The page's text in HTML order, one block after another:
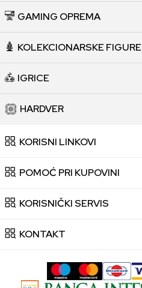
GAMING OPREMA
KOLEKCIONARSKE FIGURE
IGRICE
HARDVER
KORISNI LINKOVI
POMOĆ PRI KUPOVINI
KORISNIČKI SERVIS
KONTAKT